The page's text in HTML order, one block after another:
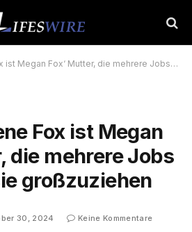
Fox‘ Mutter, die mehrere Jobs hatte, um sie großzuziehen
Fox ist Megan
die mehrere Jobs
großzuziehen
30, 2024
Keine Kommentare